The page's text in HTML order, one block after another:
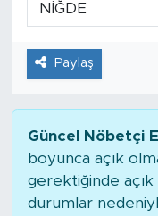
Paylaş
Güncel Nöbetçi
boyunca açık
gerektiğinde
durumlar
Tarihçe
Resmi İlanlar
Foto Şaka